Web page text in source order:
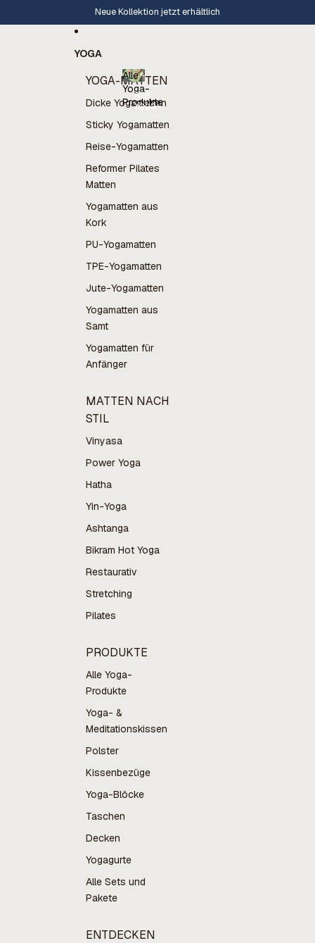
Neue Kollektion jetzt erhältlich
YOGA
YOGA-MATTEN
Dicke Yogamatten
Sticky Yogamatten
Reise-Yogamatten
Reformer Pilates
Matten
Yogamatten aus
Kork
PU-Yogamatten
TPE-Yogamatten
Jute-Yogamatten
Yogamatten aus
Samt
Yogamatten für
Anfänger
MATTEN NACH
STIL
Vinyasa
Power Yoga
Hatha
Yin-Yoga
Ashtanga
Bikram Hot Yoga
Restaurativ
Stretching
Pilates
PRODUKTE
Alle Yoga-
Produkte
Yoga- &
Meditationskissen
Polster
Kissenbezüge
Yoga-Blöcke
Taschen
Decken
Yogagurte
Alle Sets und
Pakete
ENTDECKEN
Alle
Yoga-
Produkte
Alle
Yoga-